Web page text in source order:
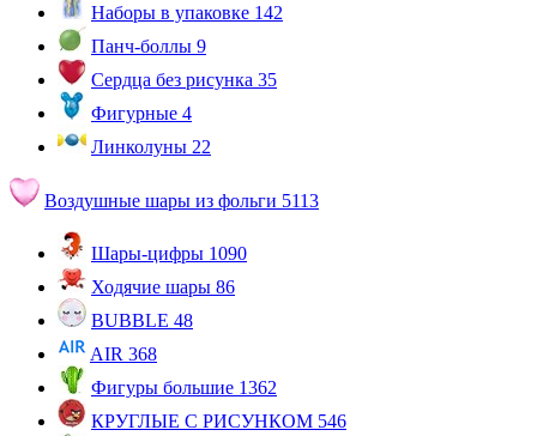
Наборы в упаковке 142
Панч-боллы 9
Сердца без рисунка 35
Фигурные 4
Линколуны 22
Воздушные шары из фольги 5113
Шары-цифры 1090
Ходячие шары 86
BUBBLE 48
AIR 368
Фигуры большие 1362
КРУГЛЫЕ С РИСУНКОМ 546